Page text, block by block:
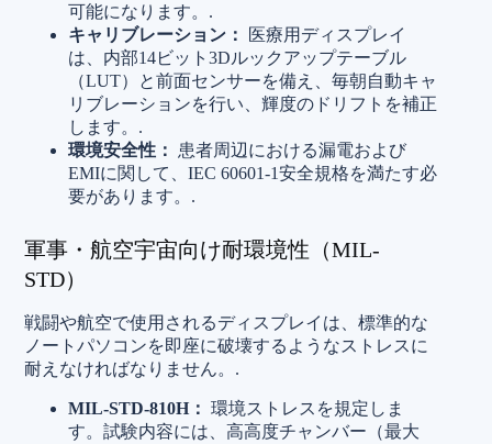
可能になります。.
キャリブレーション：
医療用ディスプレイ
は、内部14ビット3Dルックアップテーブル
（LUT）と前面センサーを備え、毎朝自動キャ
リブレーションを行い、輝度のドリフトを補正
します。.
環境安全性：
患者周辺における漏電および
EMIに関して、IEC 60601-1安全規格を満たす必
要があります。.
軍事・航空宇宙向け耐環境性（MIL-
STD）
戦闘や航空で使用されるディスプレイは、標準的な
ノートパソコンを即座に破壊するようなストレスに
耐えなければなりません。.
MIL-STD-810H： 環境ストレスを規定しま
す。試験内容には、高高度チャンバー（最大